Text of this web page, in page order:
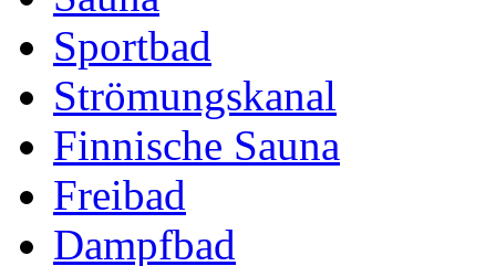
Sportbad
Strömungskanal
Finnische Sauna
Freibad
Dampfbad